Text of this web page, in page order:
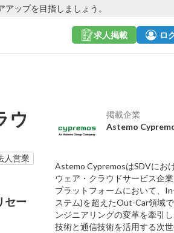
アップを目指しましょう。
求人掲載 ロ
ウ
人営業
セー
掲載企業
Astemo
Astemo CypremosはSDVにお
ウェア・クラウドサービス企
プラットフォームにおいて、
ステム)を超えたOut-Car領域
ンジニアリングの変革を牽引
技術と通信技術を活用する次